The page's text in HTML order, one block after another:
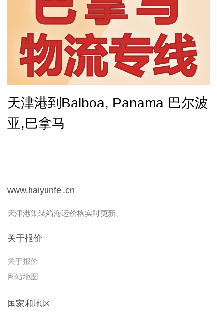
天津港到Balboa, Panama 巴尔波
亚,巴拿马
www.haiyunfei.cn
天津港集装箱海运价格实时更新。
关于报价
关于报价
网站地图
国家和地区